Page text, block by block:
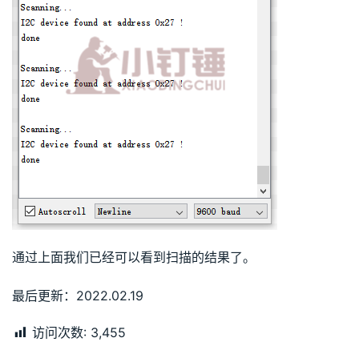
通过上面我们已经可以看到扫描的结果了。
最后更新：2022.02.19
访问次数: 3,455